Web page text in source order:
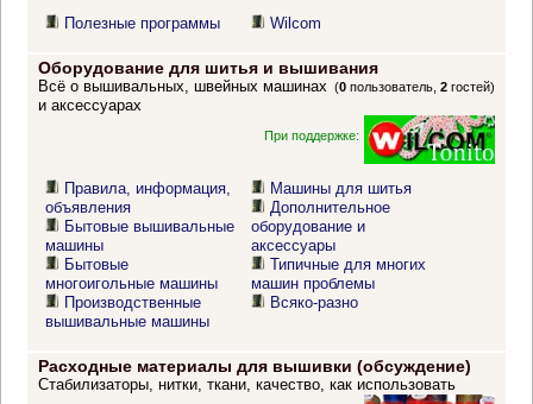
Полезные программы Wilcom
Оборудование для шитья и вышивания
(0 пользователь,2 гостей)
Всё о вышивальных, швейных машинах
и аксессуарах
При поддержке:
Правила, информация,
объявления
Бытовые вышивальные
машины
Бытовые
многоигольные машины
Производственные
вышивальные машины
Машины для шитья
Дополнительное
оборудование и
аксессуары
Типичные для многих
машин проблемы
Всяко-разно
Расходные материалы для вышивки (обсуждение)
Стабилизаторы, нитки, ткани, качество, как использовать